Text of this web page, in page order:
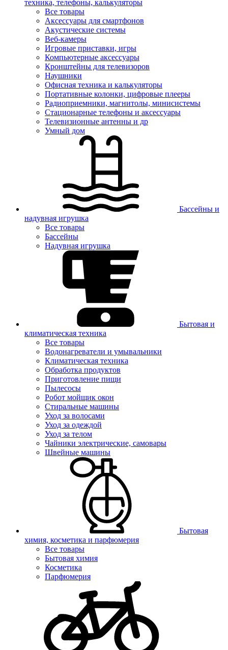
техника, телефоны, калькуляторы
Все товары
Аксессуары для смартфонов
Акустические системы
Веб-камеры
Игровые приставки, игры
Компьютерные аксессуары
Кронштейны для телевизоров
Наушники
Офисная техника и калькуляторы
Портативные колонки, цифровые плееры
Радиоприемники, магнитолы, минисистемы
Стационарные телефоны и аксессуары
Телевизионные антенны и др
Умный дом
Бассейны и
надувная игрушка
Все товары
Бассейны
Надувная игрушка
Бытовая и
климатическая техника
Все товары
Водонагреватели и умывальники
Климатическая техника
Обработка продуктов
Приготовление пищи
Пылесосы
Робот мойщик окон
Стиральные машины
Уход за волосами
Уход за одеждой
Уход за телом
Чайники электрические, самовары
Швейные машины
Бытовая
химия, косметика и парфюмерия
Все товары
Бытовая химия
Косметика
Парфюмерия